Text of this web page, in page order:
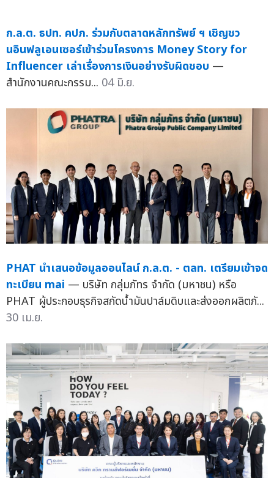
ก.ล.ต. ธปท. คปภ. ร่วมกับตลาดหลักทรัพย์ ฯ เชิญชว
นอินฟลูเอนเซอร์เข้าร่วมโครงการ Money Story for
Influencer เล่าเรื่องการเงินอย่างรับผิดชอบ —
สำนักงานคณะกรรม... 04 มิ.ย.
PHAT นำเสนอข้อมูลออนไลน์ ก.ล.ต. - ตลท. เตรียมเข้าจด
ทะเบียน mai — บริษัท กลุ่มภัทร จำกัด (มหาชน) หรือ
PHAT ผู้ประกอบธุรกิจสกัดน้ำมันปาล์มดิบและส่งออกผลิตภั...
30 เม.ย.